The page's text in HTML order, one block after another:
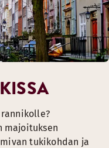
majoituksen
tukikohdan ja